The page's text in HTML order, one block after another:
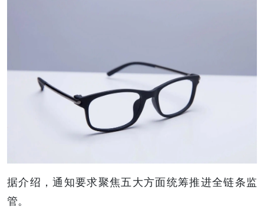
据介绍，通知要求聚焦五大方面统筹推进全链条监
管。